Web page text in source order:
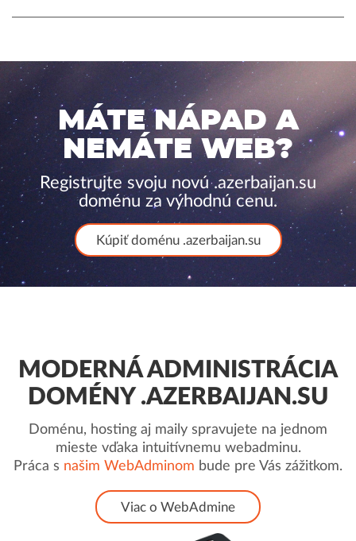
MÁTE NÁPAD A
NEMÁTE WEB?
Registrujte svoju novú .azerbaijan.su
doménu za výhodnú cenu.
Kúpiť doménu .azerbaijan.su
MODERNÁ ADMINISTRÁCIA
DOMÉNY .AZERBAIJAN.SU
Doménu, hosting aj maily spravujete na jednom
mieste vďaka intuitívnemu webadminu.
Práca s našim WebAdminom bude pre Vás zážitkom.
Viac o WebAdmine